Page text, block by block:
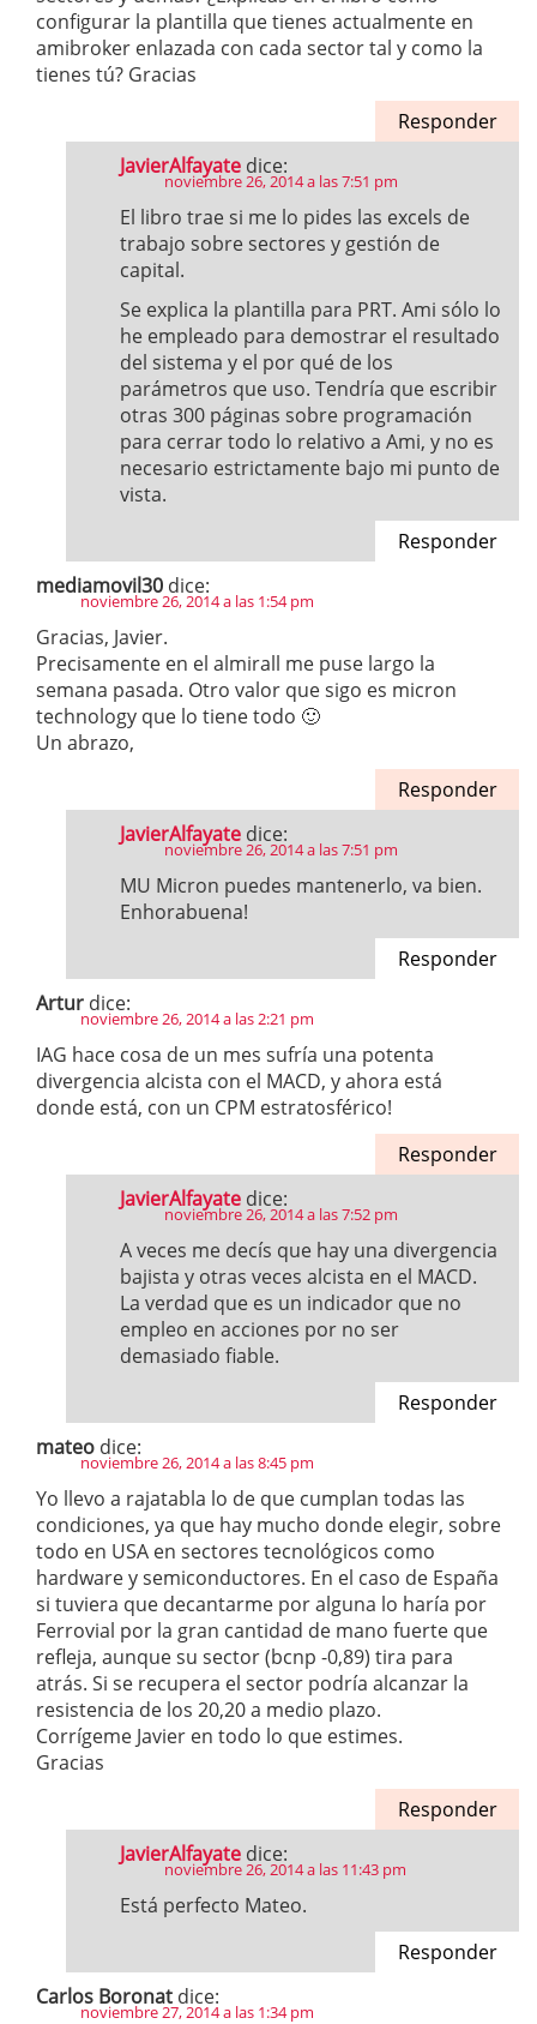
configurar la plantilla que tienes actualmente en
amibroker enlazada con cada sector tal y como la
tienes tú? Gracias
Responder
JavierAlfayate dice:
noviembre 26, 2014 a las 7:51 pm
El libro trae si me lo pides las excels de
trabajo sobre sectores y gestión de
capital.
Se explica la plantilla para PRT. Ami sólo lo
he empleado para demostrar el resultado
del sistema y el por qué de los
parámetros que uso. Tendría que escribir
otras 300 páginas sobre programación
para cerrar todo lo relativo a Ami, y no es
necesario estrictamente bajo mi punto de
vista.
Responder
mediamovil30 dice:
noviembre 26, 2014 a las 1:54 pm
Gracias, Javier.
Precisamente en el almirall me puse largo la
semana pasada. Otro valor que sigo es micron
technology que lo tiene todo 🙂
Un abrazo,
Responder
JavierAlfayate dice:
noviembre 26, 2014 a las 7:51 pm
MU Micron puedes mantenerlo, va bien.
Enhorabuena!
Responder
Artur dice:
noviembre 26, 2014 a las 2:21 pm
IAG hace cosa de un mes sufría una potenta
divergencia alcista con el MACD, y ahora está
donde está, con un CPM estratosférico!
Responder
JavierAlfayate dice:
noviembre 26, 2014 a las 7:52 pm
A veces me decís que hay una divergencia
bajista y otras veces alcista en el MACD.
La verdad que es un indicador que no
empleo en acciones por no ser
demasiado fiable.
Responder
mateo dice:
noviembre 26, 2014 a las 8:45 pm
Yo llevo a rajatabla lo de que cumplan todas las
condiciones, ya que hay mucho donde elegir, sobre
todo en USA en sectores tecnológicos como
hardware y semiconductores. En el caso de España
si tuviera que decantarme por alguna lo haría por
Ferrovial por la gran cantidad de mano fuerte que
refleja, aunque su sector (bcnp -0,89) tira para
atrás. Si se recupera el sector podría alcanzar la
resistencia de los 20,20 a medio plazo.
Corrígeme Javier en todo lo que estimes.
Gracias
Responder
JavierAlfayate dice:
noviembre 26, 2014 a las 11:43 pm
Está perfecto Mateo.
Responder
Carlos Boronat dice:
noviembre 27, 2014 a las 1:34 pm